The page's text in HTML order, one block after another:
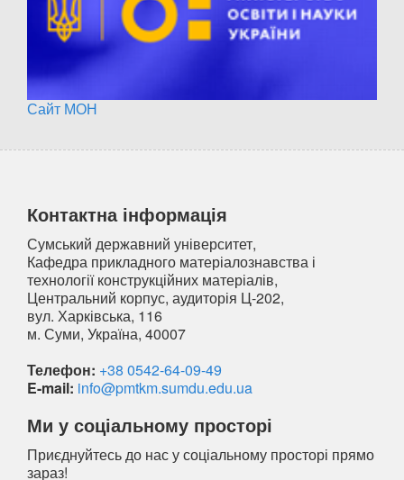
Сайт МОН
Контактна інформація
Сумський державний університет,
Кафедра прикладного матеріалознавства і
технології конструкційних матеріалів,
Центральний корпус, аудиторія Ц-202,
вул. Харківська, 116
м. Суми, Україна, 40007
Телефон: +38 0542-64-09-49
E-mail: info@pmtkm.sumdu.edu.ua
Ми у соціальному просторі
Приєднуйтесь до нас у соціальному просторі прямо
зараз!